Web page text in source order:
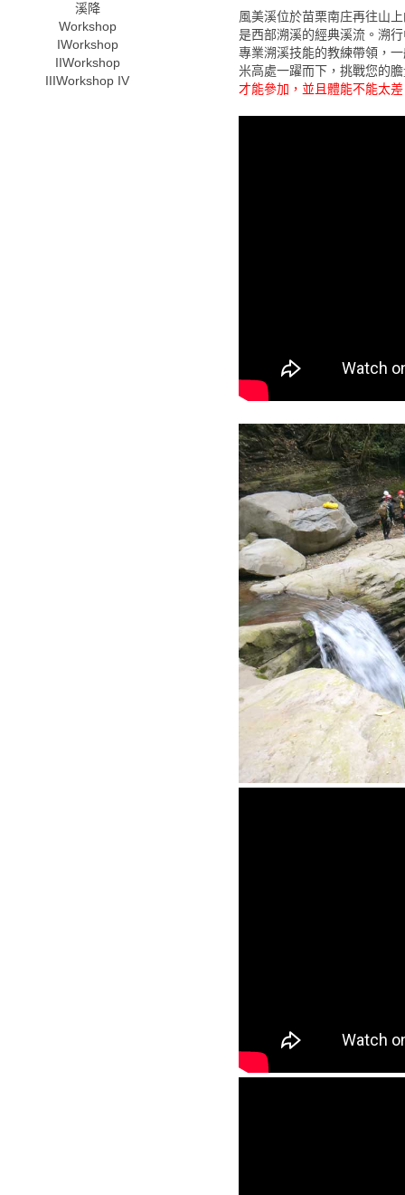
溪降
Workshop
IWorkshop
IIWorkshop
IIIWorkshop IV
風美溪位於苗栗南庄再往山
是西部溯溪的經典溪流。溯
專業溯溪技能的教練帶領，
米高處一躍而下，挑戰您的
才能參加，並且體能不能太